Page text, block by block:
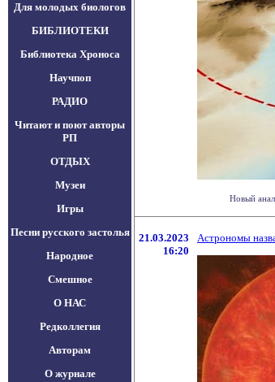
Для молодых биологов
БИБЛИОТЕКИ
Библиотека Хроноса
Научпоп
РАДИО
Читают и поют авторы
РП
ОТДЫХ
Музеи
Игры
Песни русского застолья
Народное
Смешное
О НАС
Редколлегия
Авторам
О журнале
Новый
21.03.2023
16:20
Астрономы